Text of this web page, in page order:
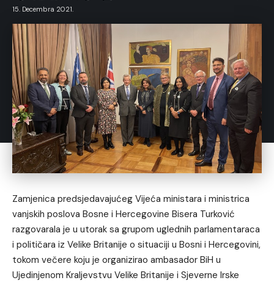
15. Decembra 2021.
Zamjenica predsjedavajućeg Vijeća ministara i ministrica
vanjskih poslova Bosne i Hercegovine Bisera Turković
razgovarala je u utorak sa grupom uglednih parlamentaraca
i političara iz Velike Britanije o situaciji u Bosni i Hercegovini,
tokom večere koju je organizirao ambasador BiH u
Ujedinjenom Kraljevstvu Velike Britanije i Sjeverne Irske